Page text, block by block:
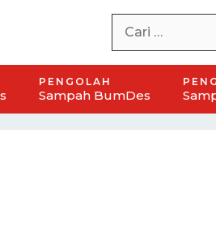
PENGOLAH
Sampah BumDes